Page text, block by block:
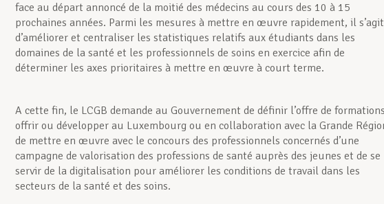
face au départ annoncé de la moitié des médecins au cours des 10 à 15
prochaines années. Parmi les mesures à mettre en œuvre rapidement, il s’agit
d’améliorer et centraliser les statistiques relatifs aux étudiants dans les
domaines de la santé et les professionnels de soins en exercice afin de
déterminer les axes prioritaires à mettre en œuvre à court terme.
A cette fin, le LCGB demande au Gouvernement de définir l’offre de
offrir ou développer au Luxembourg ou en collaboration avec la Grande
de mettre en œuvre avec le concours des professionnels concernés d’une
campagne de valorisation des professions de santé auprès des jeunes et de se
servir de la digitalisation pour améliorer les conditions de travail dans les
secteurs de la santé et des soins.